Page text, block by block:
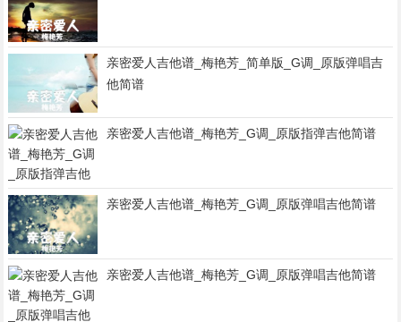
亲密爱人吉他谱_梅艳芳_简单版_G调_原版弹唱吉
他简谱
亲密爱人吉他谱_梅艳芳_G调_原版指弹吉他简谱
亲密爱人吉他谱_梅艳芳_G调_原版弹唱吉他简谱
亲密爱人吉他谱_梅艳芳_G调_原版弹唱吉他简谱